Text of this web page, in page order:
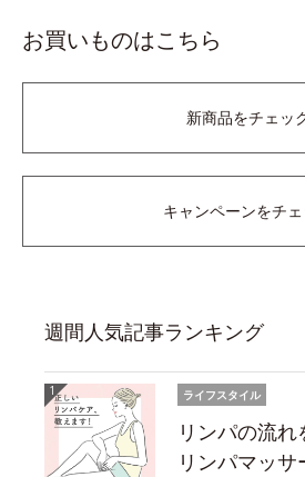
お買いものはこちら
新商品をチェッ
キャンペーンをチ
週間人気記事ランキング
ライフスタイル
リンパの流
リンパマッ